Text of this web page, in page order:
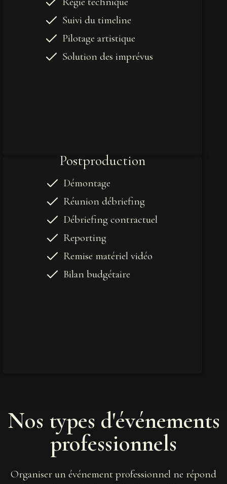
Suivi du timeline
Pilotage artistique
Solution des imprévus
Postproduction
Démontage
Réunion débriefing
Débriefing contractuel
Reporting
Remise matériel vidéo
Bilan budgétaire
Nos types d'événements
professionnels
Organiser un événement professionnel ne répond